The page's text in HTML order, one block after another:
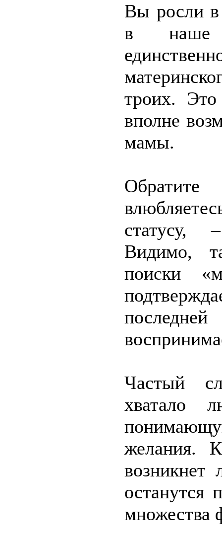
Вы росли в
в наше
троих.
вполне
мамы.
статусу,
Видимо,
поиски
Частый
хватало
желания.
возникнет
останутся
множества